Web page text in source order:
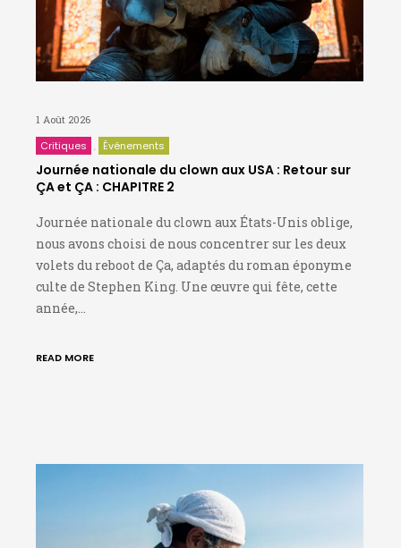
1 Août 2026
Critiques Événements
Journée nationale du clown aux USA : Retour sur
ÇA et ÇA : CHAPITRE 2
Journée nationale du clown aux États-Unis oblige,
nous avons choisi de nous concentrer sur les deux
volets du reboot de Ça, adaptés du roman éponyme
culte de Stephen King. Une œuvre qui fête, cette
année,…
READ MORE